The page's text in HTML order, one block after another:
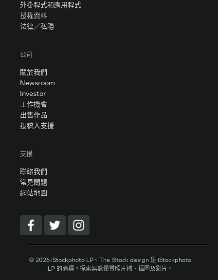
外掛程式和應用程式
授權資料
法律／私隱
公司
關於我們
Newsroom
Investor
工作機會
出售作品
投稿人支援
支援
聯絡我們
常見問題
網站地圖
© 2026 iStockphoto LP。The iStock design 是 iStockphoto
LP 的商標。探索無數優質照片檔、插圖及影片。